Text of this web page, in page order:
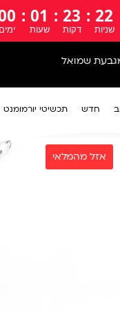
21
שניות
:
23
דקות
:
01
שעות
:
ימים
שמואל
חדש תכשיטי יורמומנט